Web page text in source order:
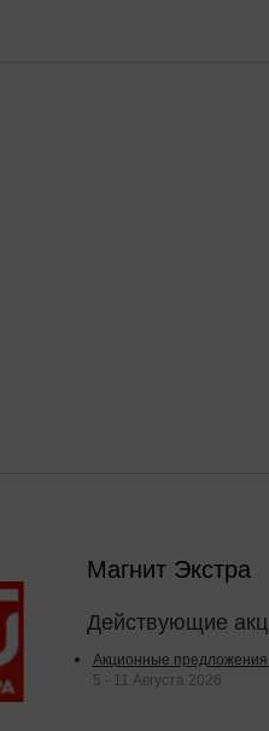
Магнит Экстра
Действующие
Акционные
5 - 11 Августа 2026